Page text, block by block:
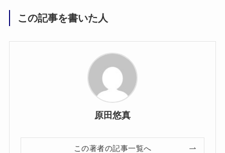
この記事を書いた人
原田悠真
この著者の記事一覧へ